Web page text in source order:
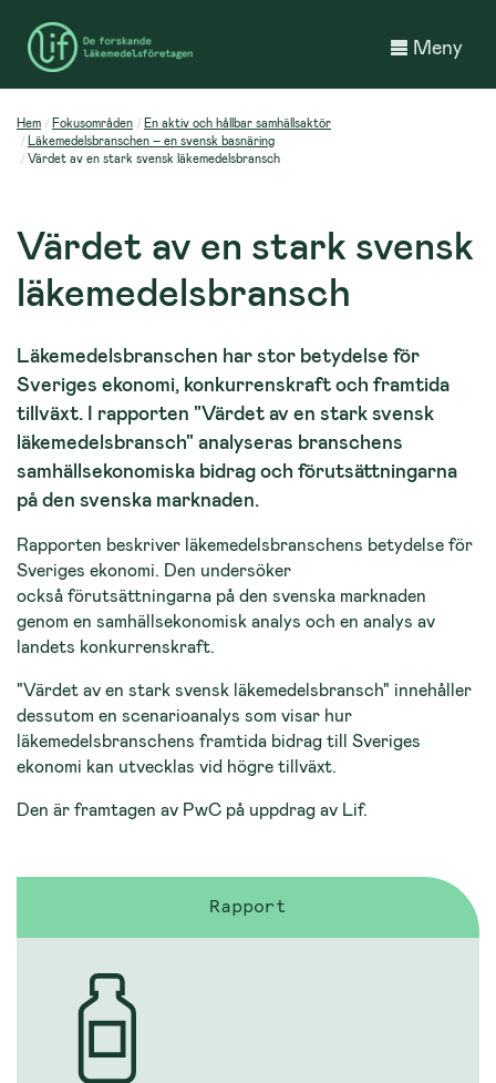
Meny
Hem Fokusområden
En aktiv och hållbar samhällsaktör
Läkemedelsbranschen – en svensk basnäring
Värdet av en stark svensk läkemedelsbransch
Värdet av en stark svensk
läkemedelsbransch
Läkemedelsbranschen har stor betydelse för
Sveriges ekonomi, konkurrenskraft och framtida
tillväxt. I rapporten "Värdet av en stark svensk
läkemedelsbransch" analyseras branschens
samhällsekonomiska bidrag och förutsättningarna
på den svenska marknaden.
Rapporten beskriver läkemedelsbranschens betydelse för
Sveriges ekonomi. Den undersöker
också förutsättningarna på den svenska marknaden
genom en samhällsekonomisk analys och en analys av
landets konkurrenskraft.
"Värdet av en stark svensk läkemedelsbransch" innehåller
dessutom en scenarioanalys som visar hur
läkemedelsbranschens framtida bidrag till Sveriges
ekonomi kan utvecklas vid högre tillväxt.
Den är framtagen av PwC på uppdrag av Lif.
Rapport